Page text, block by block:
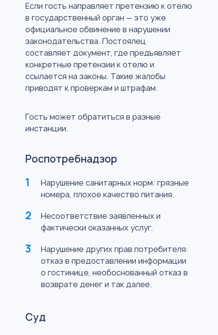
Если гость направляет претензию к отелю
в государственный орган — это уже
официальное обвинение в нарушении
законодательства. Постоялец
составляет документ, где предъявляет
конкретные претензии к отелю и
ссылается на законы. Такие жалобы
приводят к проверкам и штрафам.
Гость может обратиться в разные
инстанции.
Роспотребнадзор
Нарушение санитарных норм: грязные
номера, плохое качество питания.
Несоответствие заявленных и
фактически оказанных услуг.
Нарушение других прав потребителя:
отказ в предоставлении информации
о гостинице, необоснованный отказ в
возврате денег и так далее.
Суд